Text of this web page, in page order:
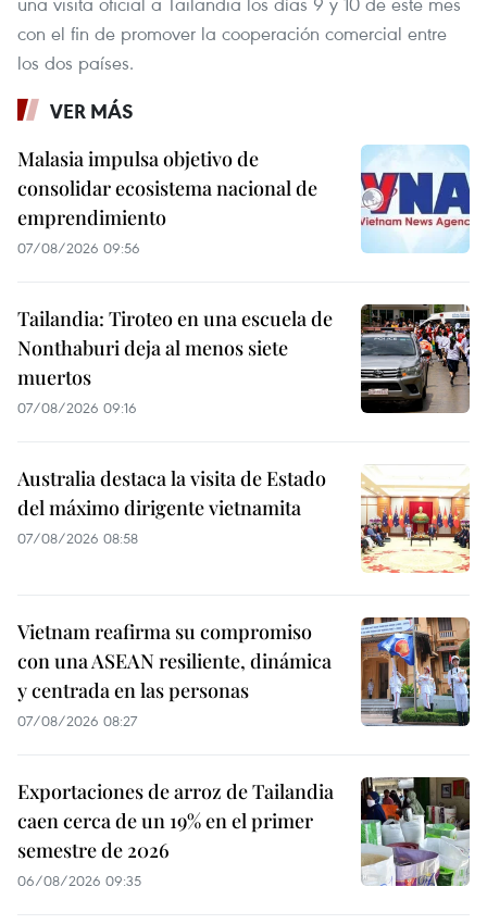
con el fin de promover la cooperación comercial entre
los dos países.
VER MÁS
Malasia impulsa objetivo de
consolidar ecosistema nacional de
emprendimiento
07/08/2026 09:56
Tailandia: Tiroteo en una escuela de
Nonthaburi deja al menos siete
muertos
07/08/2026 09:16
Australia destaca la visita de Estado
del máximo dirigente vietnamita
07/08/2026 08:58
Vietnam reafirma su compromiso
con una ASEAN resiliente, dinámica
y centrada en las personas
07/08/2026 08:27
Exportaciones de arroz de Tailandia
caen cerca de un 19% en el primer
semestre de 2026
06/08/2026 09:35